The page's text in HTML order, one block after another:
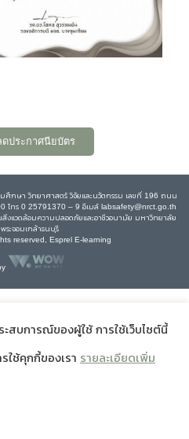
ดประกาศนียบัตร
มศึกษา วิทยาศาสตร์ วิจัยและนวัตกรรม เลขที่ 196 ถนน
โทร 0 25791370 – 9 อีเมล์ labsafety@nrct.go.th
แวดล้อมความปลอดภัยและอาชีวอนามัย มหาวิทยาลัย
ระจอมเกล้าธนบุรี
reserved, Esprel E-learning
สบการณ์ของผู้ใช้ การใช้เว็บไซต์นี้
ใช้คุกกี้ของเรา รายละเอียดเพิ่ม